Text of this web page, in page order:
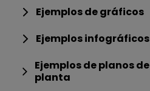
Ejemplos de gráficos
Ejemplos infográficos
Ejemplos de planos de
planta